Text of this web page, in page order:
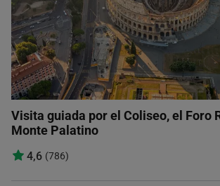
Visita guiada por el Coliseo, el Foro
Monte Palatino
4,6 (786)